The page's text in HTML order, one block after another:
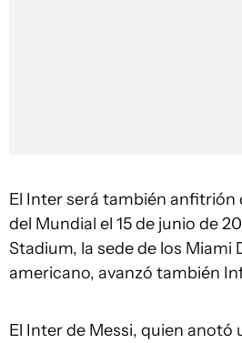
El Inter será también
del Mundial el 15 de junio de
Stadium, la sede de los Miami
americano, avanzó también
El Inter de Messi, quien anotó